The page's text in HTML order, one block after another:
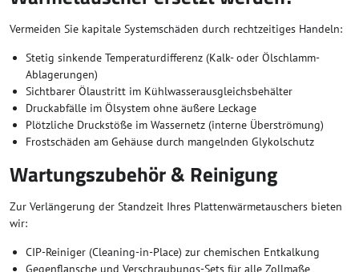
Vermeiden Sie kapitale Systemschäden durch rechtzeitiges Handeln:
Stetig sinkende Temperaturdifferenz (Kalk- oder Ölschlamm-
Ablagerungen)
Sichtbarer Ölaustritt im Kühlwasserausgleichsbehälter
Druckabfälle im Ölsystem ohne äußere Leckage
Plötzliche Druckstöße im Wassernetz (interne Überströmung)
Frostschäden am Gehäuse durch mangelnden Glykolschutz
Wartungszubehör & Reinigung
Zur Verlängerung der Standzeit Ihres Plattenwärmetauschers bieten
wir:
CIP-Reiniger (Cleaning-in-Place) zur chemischen Entkalkung
Gegenflansche und Verschraubungs-Sets für alle Zollmaße